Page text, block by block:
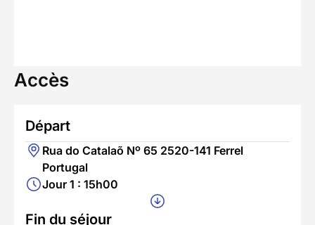
Accès
Départ
Rua do Catalaõ Nº 65 2520-141 Ferrel
Portugal
Jour 1 : 15h00
Fin du séjour